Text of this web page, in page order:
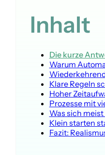
Inhalt
Die kurze
Warum
Klare Regeln
Hoher
Prozesse mit
Was sich
Klein starten
Fazit: